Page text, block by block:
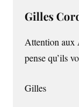
Gilles
Attention aux
pense qu’ils
Gilles